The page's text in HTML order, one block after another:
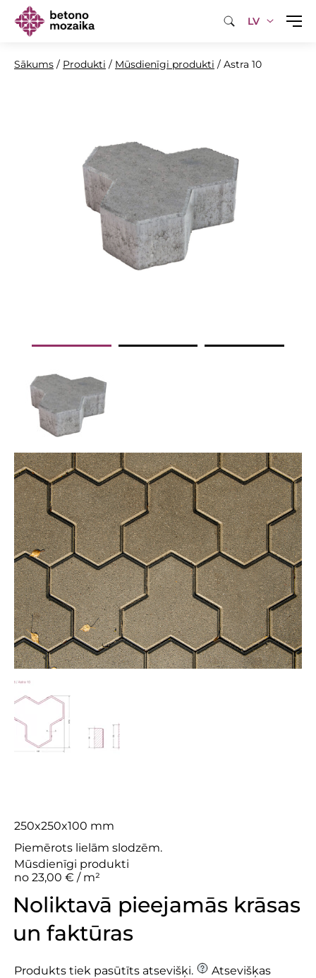
LV
Sākums / Produkti / Mūsdienīgi produkti / Astra 10
250x250x100 mm
Piemērots lielām slodzēm.
Mūsdienīgi produkti
no 23,00 € / m²
Noliktavā pieejamās krāsas
un faktūras
Produkts tiek pasūtīts atsevišķi.
Atsevišķas